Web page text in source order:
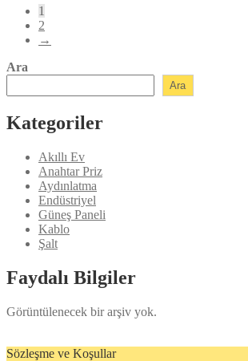
1
2
→
Ara
Ara
Kategoriler
Akıllı Ev
Anahtar Priz
Aydınlatma
Endüstriyel
Güneş Paneli
Kablo
Şalt
Faydalı Bilgiler
Görüntülenecek bir arşiv yok.
Sözleşme ve Koşullar